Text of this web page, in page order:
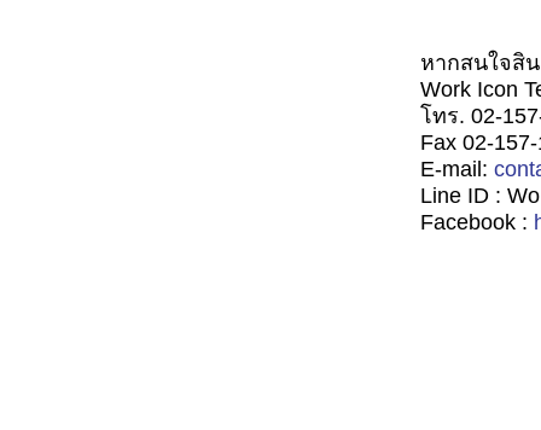
หากสนใจสิ
Work Icon
โทร. 02-
Fax 02-
E-mail:
Line ID :
Facebook :